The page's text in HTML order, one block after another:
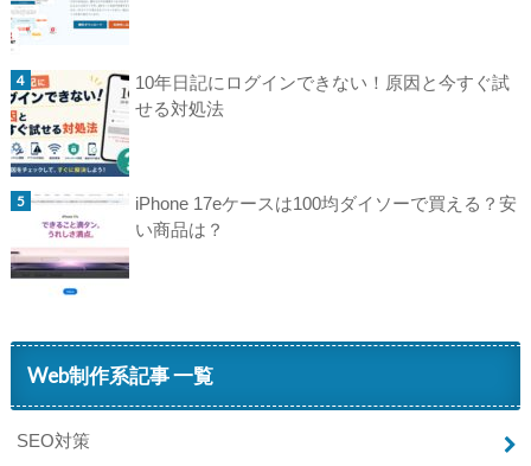
10年日記にログインできない！原因と今すぐ試
せる対処法
iPhone 17eケースは100均ダイソーで買える？安
い商品は？
Web制作系記事 一覧
SEO対策